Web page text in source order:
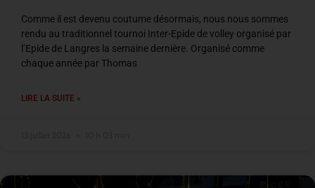
Comme il est devenu coutume désormais, nous nous sommes
rendu au traditionnel tournoi Inter-Epide de volley organisé par
l’Epide de Langres la semaine dernière. Organisé comme
chaque année par Thomas
LIRE LA SUITE »